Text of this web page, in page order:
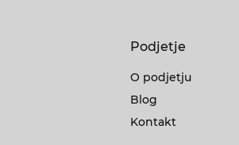
Podjetje
O podjetju
Blog
Kontakt